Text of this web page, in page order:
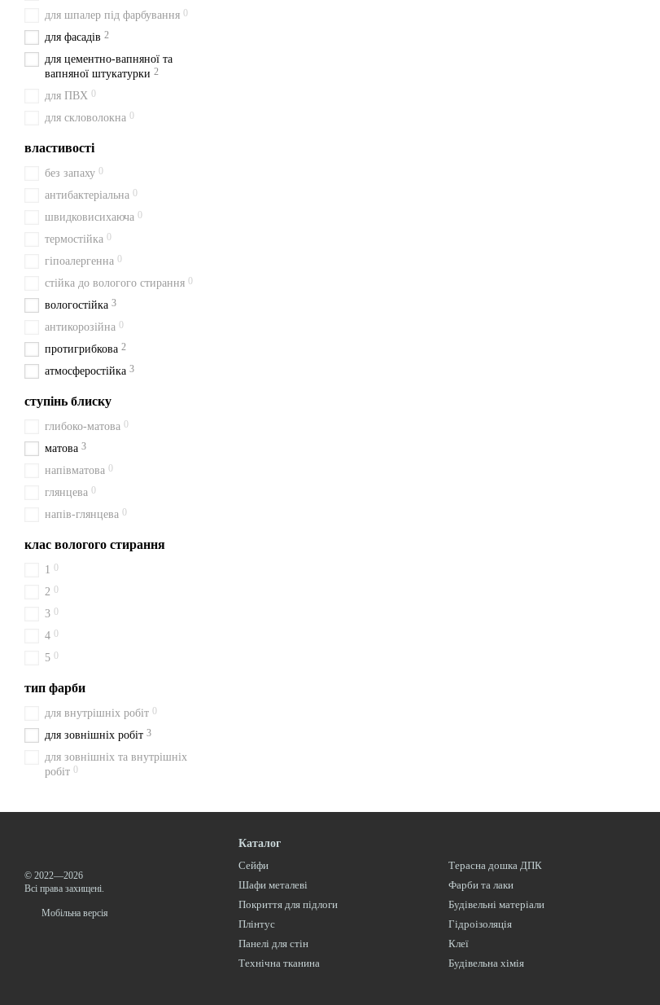
для шпалер під фарбування 0
для фасадів 2
для цементно-вапняної та
вапняної штукатурки 2
для ПВХ 0
для скловолокна 0
властивості
без запаху 0
антибактеріальна 0
швидковисихаюча 0
термостійка 0
гіпоалергенна 0
стійка до вологого стирання 0
вологостійка 3
антикорозійна 0
протигрибкова 2
атмосферостійка 3
ступінь блиску
глибоко-матова 0
матова 3
напівматова 0
глянцева 0
напів-глянцева 0
клас вологого стирання
1 0
2 0
3 0
4 0
5 0
тип фарби
для внутрішніх робіт 0
для зовнішніх робіт 3
для зовнішніх та внутрішніх
робіт 0
© 2022—2026
Всі права захищені.
Мобільна версія
Каталог
Сейфи
Шафи металеві
Покриття для підлоги
Плінтус
Панелі для стін
Технічна тканина
Терасна дошка ДПК
Фарби та лаки
Будівельні матеріали
Гідроізоляція
Клеї
Будівельна хімія